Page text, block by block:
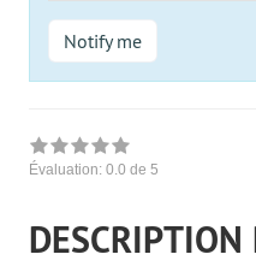
Notify me
Évaluation: 0.0 de 5